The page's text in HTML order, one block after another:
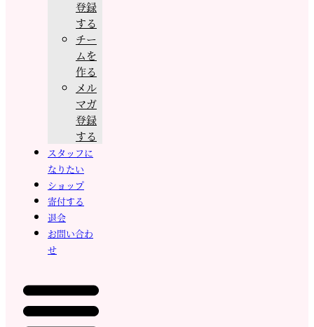
登録
する
チー
ムを
作る
メル
マガ
登録
する
スタッフに
なりたい
ショップ
寄付する
退会
お問い合わ
せ